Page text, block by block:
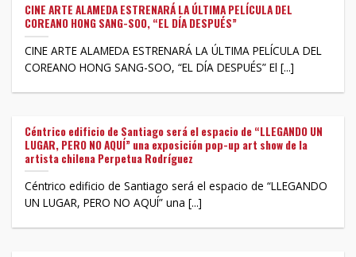
CINE ARTE ALAMEDA ESTRENARÁ LA ÚLTIMA PELÍCULA DEL
COREANO HONG SANG-SOO, “EL DÍA DESPUÉS”
CINE ARTE ALAMEDA ESTRENARÁ LA ÚLTIMA PELÍCULA DEL
COREANO HONG SANG-SOO, “EL DÍA DESPUÉS” El [...]
Céntrico edificio de Santiago será el espacio de “LLEGANDO UN
LUGAR, PERO NO AQUÍ” una exposición pop-up art show de la
artista chilena Perpetua Rodríguez
Céntrico edificio de Santiago será el espacio de “LLEGANDO
UN LUGAR, PERO NO AQUÍ” una [...]